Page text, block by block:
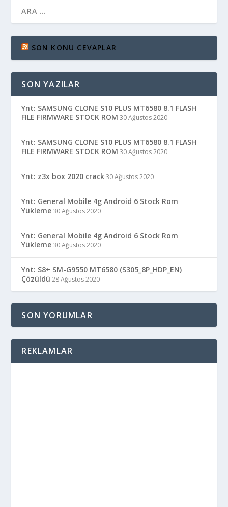
SON KONU CEVAPLAR
SON YAZILAR
Ynt: SAMSUNG CLONE S10 PLUS MT6580 8.1 FLASH
FILE FIRMWARE STOCK ROM 30 Ağustos 2020
Ynt: SAMSUNG CLONE S10 PLUS MT6580 8.1 FLASH
FILE FIRMWARE STOCK ROM 30 Ağustos 2020
Ynt: z3x box 2020 crack 30 Ağustos 2020
Ynt: General Mobile 4g Android 6 Stock Rom
Yükleme 30 Ağustos 2020
Ynt: General Mobile 4g Android 6 Stock Rom
Yükleme 30 Ağustos 2020
Ynt: S8+ SM-G9550 MT6580 (S305_8P_HDP_EN)
Çözüldü 28 Ağustos 2020
SON YORUMLAR
REKLAMLAR